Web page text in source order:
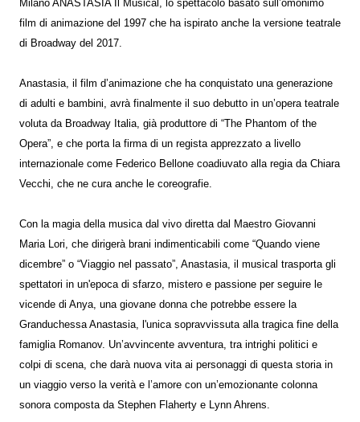
Milano ANASTASIA Il Musical, lo spettacolo basato sull’omonimo
film di animazione del 1997 che ha ispirato anche la versione teatrale
di Broadway del 2017.
Anastasia, il film d’animazione che ha conquistato una generazione
di adulti e bambini, avrà finalmente il suo debutto in un’opera teatrale
voluta da Broadway Italia, già produttore di “The Phantom of the
Opera”, e che porta la firma di un regista apprezzato a livello
internazionale come Federico Bellone coadiuvato alla regia da Chiara
Vecchi, che ne cura anche le coreografie.
Con la magia della musica dal vivo diretta dal Maestro Giovanni
Maria Lori, che dirigerà brani indimenticabili come “Quando viene
dicembre” o “Viaggio nel passato”, Anastasia, il musical trasporta gli
spettatori in un'epoca di sfarzo, mistero e passione per seguire le
vicende di Anya, una giovane donna che potrebbe essere la
Granduchessa Anastasia, l'unica sopravvissuta alla tragica fine della
famiglia Romanov. Un’avvincente avventura, tra intrighi politici e
colpi di scena, che darà nuova vita ai personaggi di questa storia in
un viaggio verso la verità e l’amore con un’emozionante colonna
sonora composta da Stephen Flaherty e Lynn Ahrens.